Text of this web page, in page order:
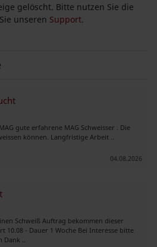
gelöscht. Bitte nutzen Sie die
unseren Support.
gute erfahrene MAG Schweisser . Die
können. Langfristige Arbeit ..
04.08.2026
Schweiß Auftrag bekommen dieser
10.08 - Dauer 1 Woche Bei Interesse bitte
..